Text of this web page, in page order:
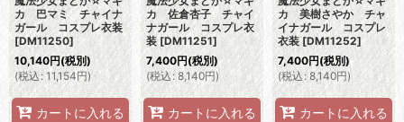
カ 巴マミ チャイナ
ガール コスプレ衣装
[DM11250]
10,140円(税別)
(税込: 11,154円)
カートに入れる
カ 佐倉杏子 チャイ
ナガール コスプレ衣
装 [DM11251]
7,400円(税別)
(税込: 8,140円)
カートに入れる
カ 美樹さやか チャ
イナガール コスプレ
衣装 [DM11252]
7,400円(税別)
(税込: 8,140円)
カートに入れる